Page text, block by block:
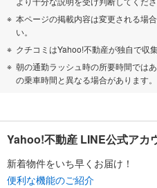
本ページの掲載内容は変更される場
い。
クチコミはYahoo!不動産が独自で収
朝の通勤ラッシュ時の所要時間では
の乗車時間と異なる場合があります。
Yahoo!不動産 LINE公式アカ
新着物件をいち早くお届け！
便利な機能のご紹介